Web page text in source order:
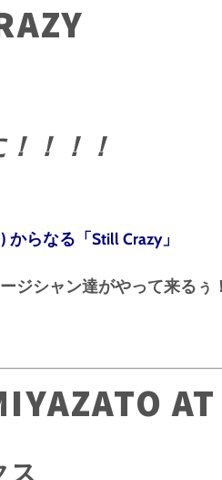
！！！
からなる「Still Crazy」
ジシャン達がやって来るぅ
AT